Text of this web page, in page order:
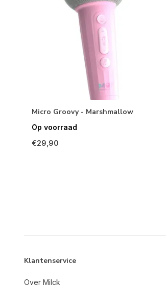
Micro Groovy - Marshmallow
Op voorraad
€29,90
Klantenservice
Over Milck